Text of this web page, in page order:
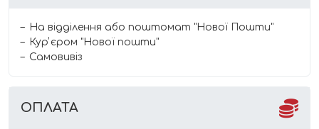
На відділення або поштомат "Нової Пошти"
Курʼєром "Нової пошти"
Самовивіз
ОПЛАТА